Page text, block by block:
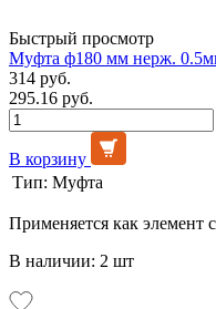
Быстрый просмотр
Муфта ф180 мм нерж.
314 руб.
295.16 руб.
В корзину
Тип: Муфта
Применяется как элемент
В наличии: 2 шт